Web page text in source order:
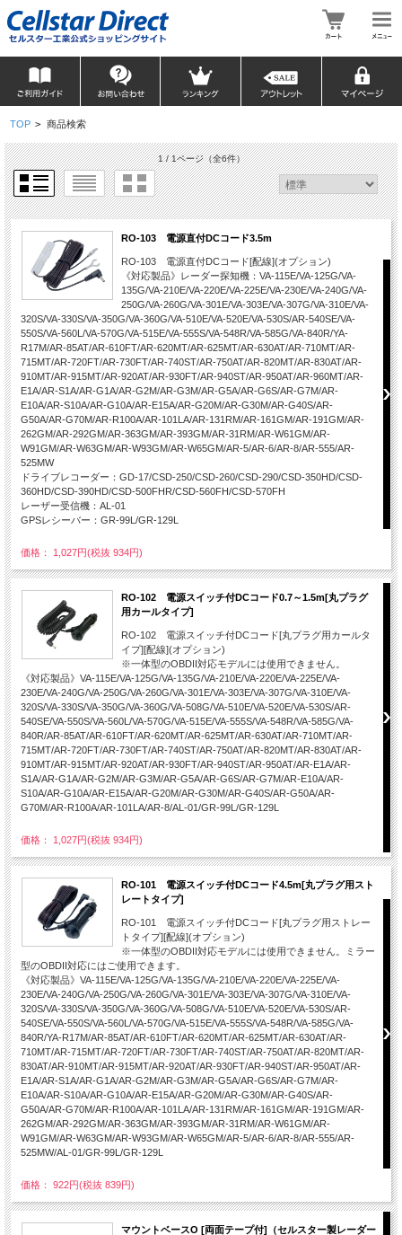
TOP > 商品検索
1 / 1ページ（全6件）
RO-103 電源直付DCコード3.5m
RO-103 電源直付DCコード[配線](オプション)
《対応製品》レーダー探知機：VA-115E/VA-125G/VA-
135G/VA-210E/VA-220E/VA-225E/VA-230E/VA-240G/VA-
250G/VA-260G/VA-301E/VA-303E/VA-307G/VA-310E/VA-
320S/VA-330S/VA-350G/VA-360G/VA-510E/VA-520E/VA-530S/AR-540SE/VA-
550S/VA-560L/VA-570G/VA-515E/VA-555S/VA-548R/VA-585G/VA-840R/YA-
R17M/AR-85AT/AR-610FT/AR-620MT/AR-625MT/AR-630AT/AR-710MT/AR-
715MT/AR-720FT/AR-730FT/AR-740ST/AR-750AT/AR-820MT/AR-830AT/AR-
910MT/AR-915MT/AR-920AT/AR-930FT/AR-940ST/AR-950AT/AR-960MT/AR-
E1A/AR-S1A/AR-G1A/AR-G2M/AR-G3M/AR-G5A/AR-G6S/AR-G7M/AR-
E10A/AR-S10A/AR-G10A/AR-E15A/AR-G20M/AR-G30M/AR-G40S/AR-
G50A/AR-G70M/AR-R100A/AR-101LA/AR-131RM/AR-161GM/AR-191GM/AR-
262GM/AR-292GM/AR-363GM/AR-393GM/AR-31RM/AR-W61GM/AR-
W91GM/AR-W63GM/AR-W93GM/AR-W65GM/AR-5/AR-6/AR-8/AR-555/AR-
525MW
ドライブレコーダー：GD-17/CSD-250/CSD-260/CSD-290/CSD-350HD/CSD-
360HD/CSD-390HD/CSD-500FHR/CSD-560FH/CSD-570FH
レーザー受信機：AL-01
GPSレシーバー：GR-99L/GR-129L
価格： 1,027円(税抜 934円)
RO-102 電源スイッチ付DCコード0.7～1.5m[丸プラグ
用カールタイプ]
RO-102 電源スイッチ付DCコード[丸プラグ用カールタ
イプ][配線](オプション)
※一体型のOBDII対応モデルには使用できません。
《対応製品》VA-115E/VA-125G/VA-135G/VA-210E/VA-220E/VA-225E/VA-
230E/VA-240G/VA-250G/VA-260G/VA-301E/VA-303E/VA-307G/VA-310E/VA-
320S/VA-330S/VA-350G/VA-360G/VA-508G/VA-510E/VA-520E/VA-530S/AR-
540SE/VA-550S/VA-560L/VA-570G/VA-515E/VA-555S/VA-548R/VA-585G/VA-
840R/AR-85AT/AR-610FT/AR-620MT/AR-625MT/AR-630AT/AR-710MT/AR-
715MT/AR-720FT/AR-730FT/AR-740ST/AR-750AT/AR-820MT/AR-830AT/AR-
910MT/AR-915MT/AR-920AT/AR-930FT/AR-940ST/AR-950AT/AR-E1A/AR-
S1A/AR-G1A/AR-G2M/AR-G3M/AR-G5A/AR-G6S/AR-G7M/AR-E10A/AR-
S10A/AR-G10A/AR-E15A/AR-G20M/AR-G30M/AR-G40S/AR-G50A/AR-
G70M/AR-R100A/AR-101LA/AR-8/AL-01/GR-99L/GR-129L
価格： 1,027円(税抜 934円)
RO-101 電源スイッチ付DCコード4.5m[丸プラグ用スト
レートタイプ]
RO-101 電源スイッチ付DCコード[丸プラグ用ストレー
トタイプ][配線](オプション)
※一体型のOBDII対応モデルには使用できません。ミラー
型のOBDII対応にはご使用できます。
《対応製品》VA-115E/VA-125G/VA-135G/VA-210E/VA-220E/VA-225E/VA-
230E/VA-240G/VA-250G/VA-260G/VA-301E/VA-303E/VA-307G/VA-310E/VA-
320S/VA-330S/VA-350G/VA-360G/VA-508G/VA-510E/VA-520E/VA-530S/AR-
540SE/VA-550S/VA-560L/VA-570G/VA-515E/VA-555S/VA-548R/VA-585G/VA-
840R/YA-R17M/AR-85AT/AR-610FT/AR-620MT/AR-625MT/AR-630AT/AR-
710MT/AR-715MT/AR-720FT/AR-730FT/AR-740ST/AR-750AT/AR-820MT/AR-
830AT/AR-910MT/AR-915MT/AR-920AT/AR-930FT/AR-940ST/AR-950AT/AR-
E1A/AR-S1A/AR-G1A/AR-G2M/AR-G3M/AR-G5A/AR-G6S/AR-G7M/AR-
E10A/AR-S10A/AR-G10A/AR-E15A/AR-G20M/AR-G30M/AR-G40S/AR-
G50A/AR-G70M/AR-R100A/AR-101LA/AR-131RM/AR-161GM/AR-191GM/AR-
262GM/AR-292GM/AR-363GM/AR-393GM/AR-31RM/AR-W61GM/AR-
W91GM/AR-W63GM/AR-W93GM/AR-W65GM/AR-5/AR-6/AR-8/AR-555/AR-
525MW/AL-01/GR-99L/GR-129L
価格： 922円(税抜 839円)
マウントベースO [両面テープ付]（セルスター製レーダー